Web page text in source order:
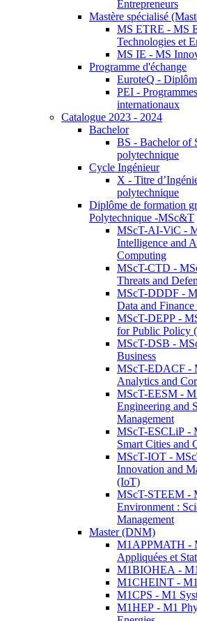
Entrepreneurs
Mastère spécialisé
MS ETRE - MS
Technologies et
MS IE - MS
Programme d'échange
EuroteQ -
PEI -
internationaux
Catalogue 2023 - 2024
Bachelor
BS - Bachelor of
polytechnique
Cycle Ingénieur
X - Titre
polytechnique
Diplôme de formation
Polytechnique -MSc&T
MScT-AI-ViC -
Intelligence and
Computing
MScT-CTD -
Threats and
MScT-DDDF -
Data and
MScT-DEPP -
for Public Policy
MScT-DSB -
Business
MScT-EDACF -
Analytics and
MScT-EESM -
Engineering and
Management
MScT-ESCLiP -
Smart Cities and
MScT-IOT -
Innovation and
(IoT)
MScT-STEEM -
Environment :
Management
Master (DNM)
M1APPMATH -
Appliquées et
M1BIOHEA -
M1CHEINT -
M1CPS - M1
M1HEP - M1